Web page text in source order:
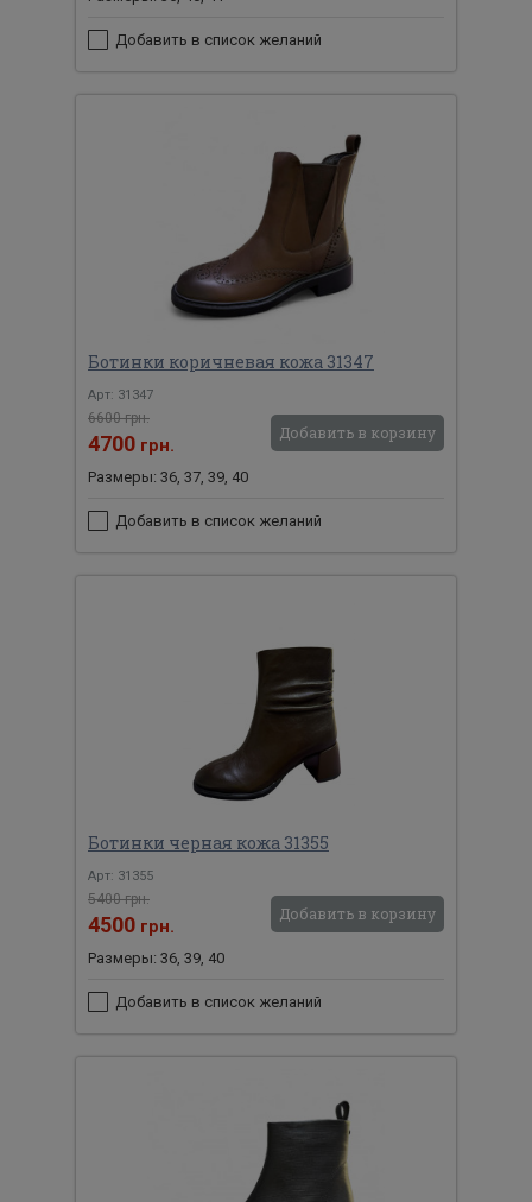
Добавить в список желаний
Ботинки коричневая кожа 31347
Арт: 31347
6600 грн.
4700 грн.
Добавить в корзину
Размеры: 36, 37, 39, 40
Добавить в список желаний
Ботинки черная кожа 31355
Арт: 31355
5400 грн.
4500 грн.
Добавить в корзину
Размеры: 36, 39, 40
Добавить в список желаний